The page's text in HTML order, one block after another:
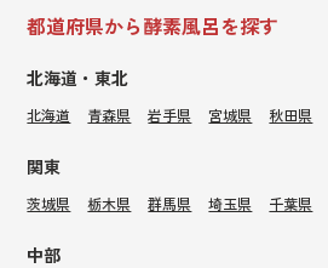
都道府県から酵素風呂を探す
北海道・東北
北海道 青森県 岩手県 宮城県 秋田県
関東
茨城県 栃木県 群馬県 埼玉県 千葉県
中部